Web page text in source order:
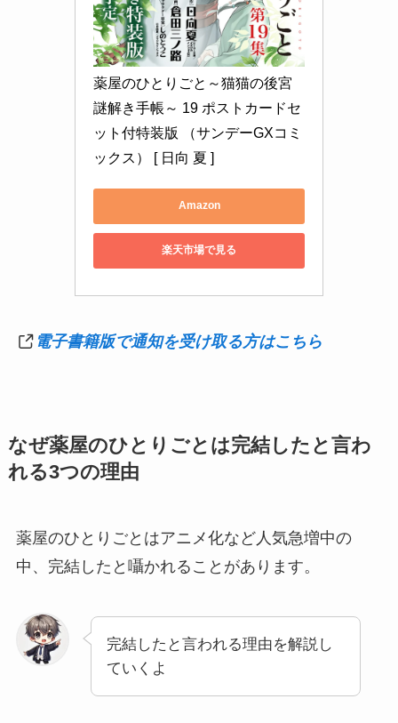
薬屋のひとりごと～猫猫の後宮
謎解き手帳～ 19 ポストカードセ
ット付特装版 （サンデーGXコミ
ックス） [ 日向 夏 ]
Amazon
楽天市場で見る
電子書籍版で通知を受け取る方はこちら
なぜ薬屋のひとりごとは完結したと言わ
れる3つの理由
薬屋のひとりごとはアニメ化など人気急増中の
中、完結したと囁かれることがあります。
完結したと言われる理由を解説し
ていくよ